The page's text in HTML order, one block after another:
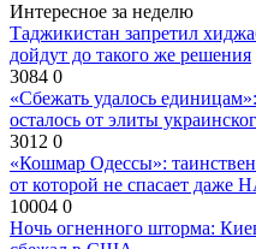
Интересное за неделю
Таджикистан запретил
дойдут до такого же решения
3084 0
«Сбежать удалось
осталось от элиты
3012 0
«Кошмар Одессы»:
от которой не спасает даже
10004 0
Ночь огненного шторма: